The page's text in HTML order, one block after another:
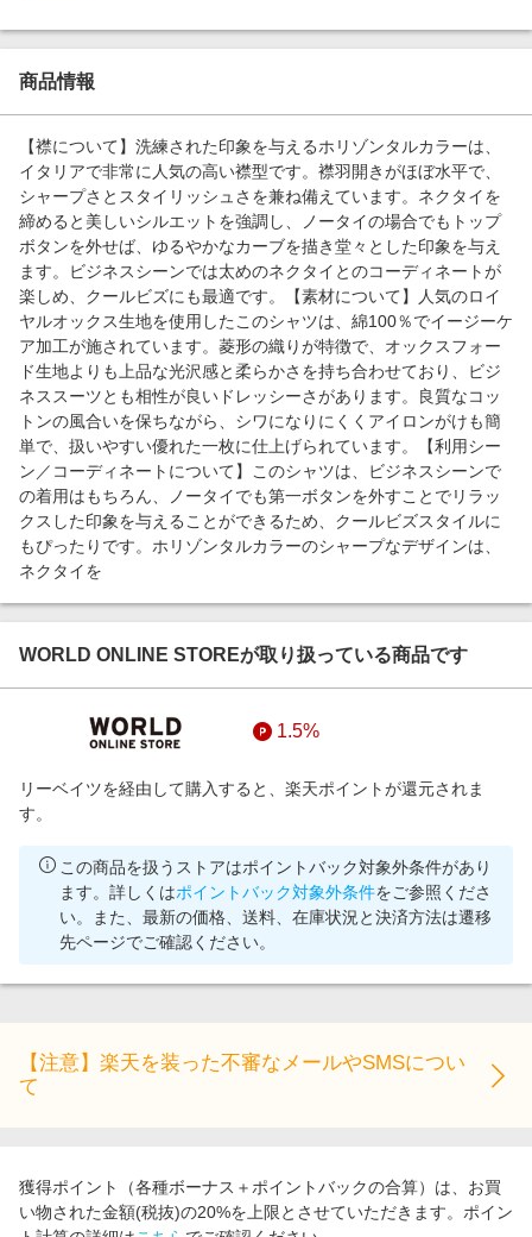
商品情報
【襟について】洗練された印象を与えるホリゾンタルカラーは、
イタリアで非常に人気の高い襟型です。襟羽開きがほぼ水平で、
シャープさとスタイリッシュさを兼ね備えています。ネクタイを
締めると美しいシルエットを強調し、ノータイの場合でもトップ
ボタンを外せば、ゆるやかなカーブを描き堂々とした印象を与え
ます。ビジネスシーンでは太めのネクタイとのコーディネートが
楽しめ、クールビズにも最適です。【素材について】人気のロイ
ヤルオックス生地を使用したこのシャツは、綿100％でイージーケ
ア加工が施されています。菱形の織りが特徴で、オックスフォー
ド生地よりも上品な光沢感と柔らかさを持ち合わせており、ビジ
ネススーツとも相性が良いドレッシーさがあります。良質なコッ
トンの風合いを保ちながら、シワになりにくくアイロンがけも簡
単で、扱いやすい優れた一枚に仕上げられています。【利用シー
ン／コーディネートについて】このシャツは、ビジネスシーンで
の着用はもちろん、ノータイでも第一ボタンを外すことでリラッ
クスした印象を与えることができるため、クールビズスタイルに
もぴったりです。ホリゾンタルカラーのシャープなデザインは、
ネクタイを
WORLD ONLINE STOREが取り扱っている商品です
1.5%
リーベイツを経由して購入すると、楽天ポイントが還元されま
す。
この商品を扱うストアはポイントバック対象外条件があり
ます。詳しくはポイントバック対象外条件をご参照くださ
い。また、最新の価格、送料、在庫状況と決済方法は遷移
先ページでご確認ください。
【注意】楽天を装った不審なメールやSMSについ
て
獲得ポイント（各種ボーナス＋ポイントバックの合算）は、お買
い物された金額(税抜)の20%を上限とさせていただきます。ポイン